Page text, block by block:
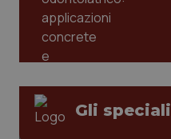
Gli speciali
tracking-sites-ironfish-